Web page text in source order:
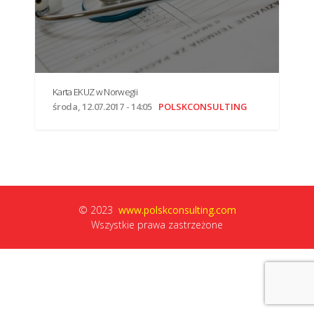
środa, 12.07.2017 - 14:05 POLSKCONSULTING
© 2023 www.polskconsulting.com
Wszystkie prawa zastrzeżone